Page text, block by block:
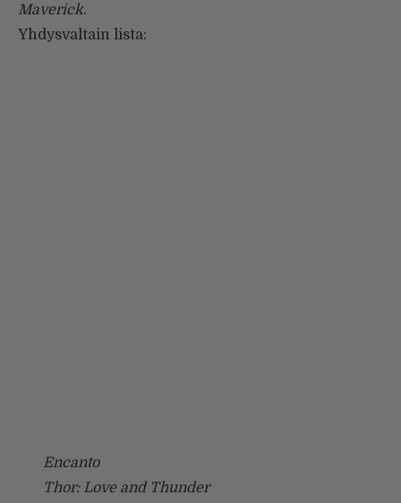
Maverick.
Yhdysvaltain lista:
Encanto
Thor: Love and Thunder